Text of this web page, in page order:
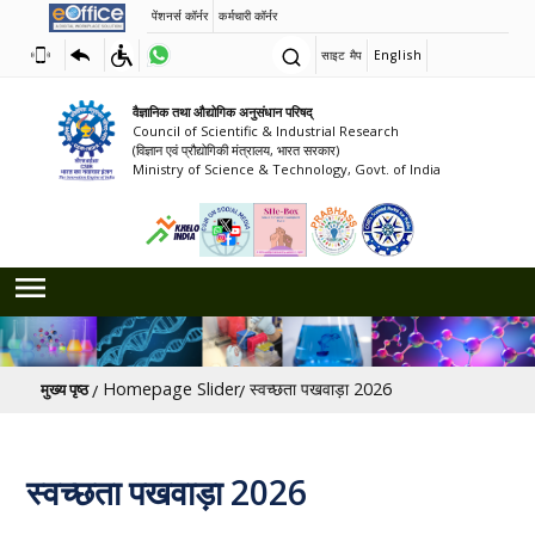
पेंशनर्स कॉर्नर कर्मचारी कॉर्नर
साइट मैप English
वैज्ञानिक तथा औद्योगिक अनुसंधान परिषद्
Council of Scientific & Industrial Research
(विज्ञान एवं प्रौद्योगिकी मंत्रालय, भारत सरकार)
Ministry of Science & Technology, Govt. of India
पग चिन्ह
मुख्य पृष्ठ Homepage Slider स्वच्छता पखवाड़ा 2026
स्वच्छता पखवाड़ा 2026